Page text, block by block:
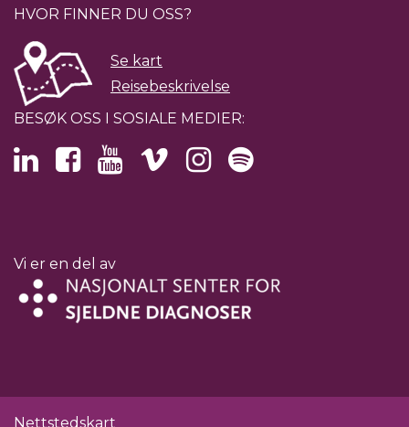
HVOR FINNER DU OSS?
Se kart
Reisebeskrivelse
BESØK OSS I SOSIALE MEDIER:
Vi er en del av
Nettstedskart